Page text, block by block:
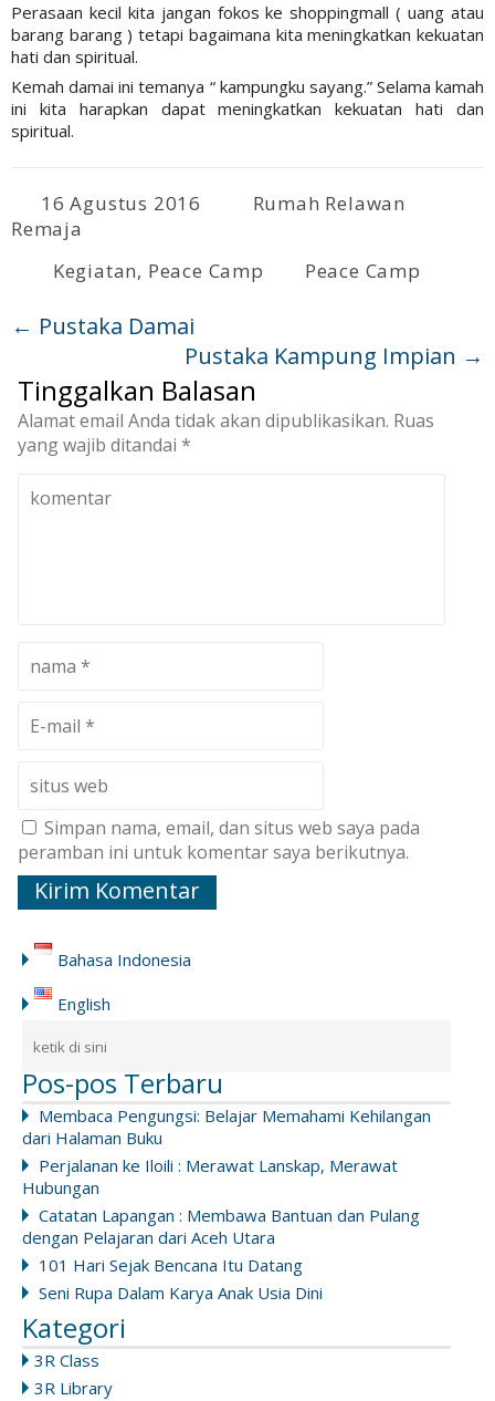
Perasaan kecil kita jangan fokos ke shoppingmall ( uang atau
barang barang ) tetapi bagaimana kita meningkatkan kekuatan
hati dan spiritual.
Kemah damai ini temanya “ kampungku sayang.” Selama kamah
ini kita harapkan dapat meningkatkan kekuatan hati dan
spiritual.
16 Agustus 2016
Rumah Relawan
Remaja
Kegiatan, Peace Camp Peace Camp
← Pustaka Damai
Pustaka Kampung Impian →
Tinggalkan Balasan
Alamat email Anda tidak akan dipublikasikan. Ruas
yang wajib ditandai *
Simpan nama, email, dan situs web saya pada
peramban ini untuk komentar saya berikutnya.
Bahasa Indonesia
English
Pos-pos Terbaru
Membaca Pengungsi: Belajar Memahami Kehilangan
dari Halaman Buku
Perjalanan ke Iloili : Merawat Lanskap, Merawat
Hubungan
Catatan Lapangan : Membawa Bantuan dan Pulang
dengan Pelajaran dari Aceh Utara
101 Hari Sejak Bencana Itu Datang
Seni Rupa Dalam Karya Anak Usia Dini
Kategori
3R Class
3R Library